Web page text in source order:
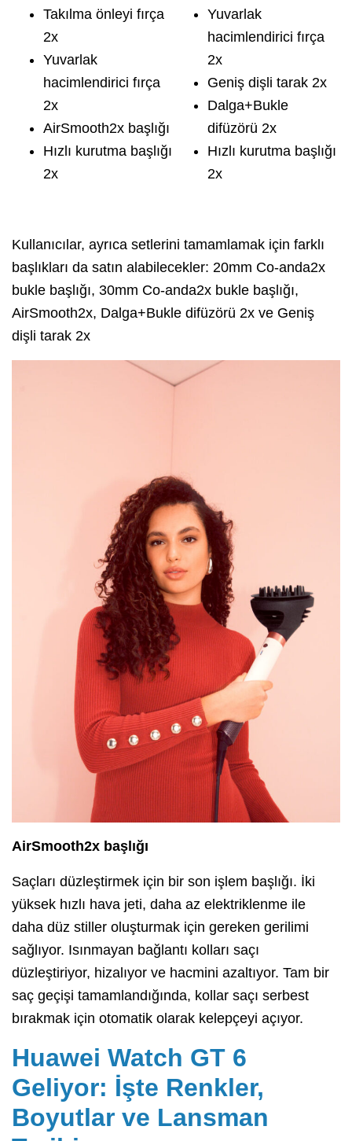
Takılma önleyi fırça
2x
Yuvarlak
hacimlendirici fırça
2x
AirSmooth2x başlığı
Hızlı kurutma başlığı
2x
Yuvarlak
hacimlendirici fırça
2x
Geniş dişli tarak 2x
Dalga+Bukle
difüzörü 2x
Hızlı kurutma başlığı
2x
Kullanıcılar, ayrıca setlerini tamamlamak için farklı
başlıkları da satın alabilecekler: 20mm Co-anda2x
bukle başlığı, 30mm Co-anda2x bukle başlığı,
AirSmooth2x, Dalga+Bukle difüzörü 2x ve Geniş
dişli tarak 2x
AirSmooth2x başlığı
Saçları düzleştirmek için bir son işlem başlığı. İki
yüksek hızlı hava jeti, daha az elektriklenme ile
daha düz stiller oluşturmak için gereken gerilimi
sağlıyor. Isınmayan bağlantı kolları saçı
düzleştiriyor, hizalıyor ve hacmini azaltıyor. Tam bir
saç geçişi tamamlandığında, kollar saçı serbest
bırakmak için otomatik olarak kelepçeyi açıyor.
Huawei Watch GT 6
Geliyor: İşte Renkler,
Boyutlar ve Lansman